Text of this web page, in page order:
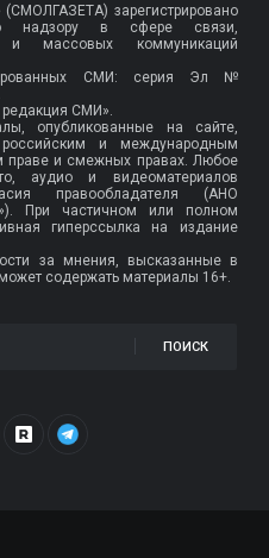
(СМОЛГАЗЕТА) зарегистрировано
надзору в сфере связи,
и массовых коммуникаций
СМИ: серия Эл №
СМИ».
опубликованные на сайте,
и международным
праве и смежных правах. Любое
аудио и видеоматериалов
правообладателя (АНО
При частичном или полном
гиперссылка на издание
за мнения, высказанные в
содержать материалы 16+.
ПОИСК